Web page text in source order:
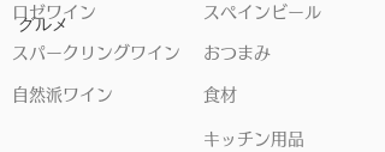
グルメ
ロゼワイン
スパークリングワイン
自然派ワイン
スペインビール
おつまみ
食材
キッチン用品